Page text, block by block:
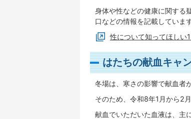
身体や性などの健康に関する
口などの情報を記載しています
性について知ってほしい
はたちの献血キャ
冬場は、寒さの影響で献血者
そのため、令和8年1月から2
献血でいただいた血液は、主